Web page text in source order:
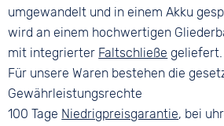
umgewandelt und in einem Akku
wird an einem hochwertigen
mit integrierter Faltschließe geliefert.
Für unsere Waren bestehen die
Gewährleistungsrechte
100 Tage Niedrigpreisgarantie, bei